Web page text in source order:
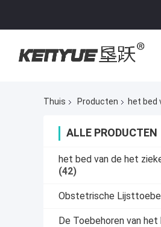
Thuis Producten het bed
ALLE PRODUCTEN
het bed van de het
(42)
Obstetrische
De Toebehoren van het